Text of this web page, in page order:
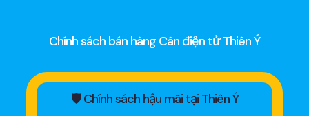
Chính sách bán hàng Cân điện tử Thiên Ý
🛡 Chính sách hậu mãi tại Thiên Ý